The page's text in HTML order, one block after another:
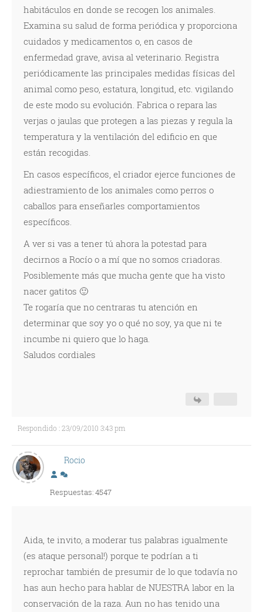
habitáculos en donde se recogen los animales.
Examina su salud de forma periódica y proporciona
cuidados y medicamentos o, en casos de
enfermedad grave, avisa al veterinario. Registra
periódicamente las principales medidas físicas del
animal como peso, estatura, longitud, etc. vigilando
de este modo su evolución. Fabrica o repara las
verjas o jaulas que protegen a las piezas y regula la
temperatura y la ventilación del edificio en que
están recogidas.
En casos específicos, el criador ejerce funciones de
adiestramiento de los animales como perros o
caballos para enseñarles comportamientos
específicos.
A ver si vas a tener tú ahora la potestad para
decirnos a Rocío o a mí que no somos criadoras.
Posiblemente más que mucha gente que ha visto
nacer gatitos 🙂
Te rogaría que no centraras tu atención en
determinar que soy yo o qué no soy, ya que ni te
incumbe ni quiero que lo haga.
Saludos cordiales
Respondido : 23/09/2010 3:43 pm
Rocio
Respuestas: 4547
Aida, te invito, a moderar tus palabras igualmente
(es ataque personal!) porque te podrían a ti
reprochar también de presumir de lo que todavía no
has aun hecho para hablar de NUESTRA labor en la
conservación de la raza. Aun no has tenido una